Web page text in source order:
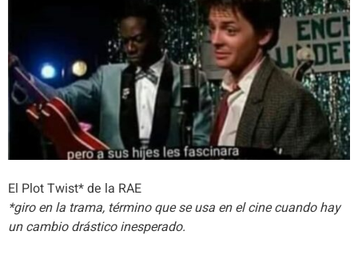
El Plot Twist* de la RAE
*giro en la trama, término que se usa en el cine cuando hay
un cambio drástico inesperado.